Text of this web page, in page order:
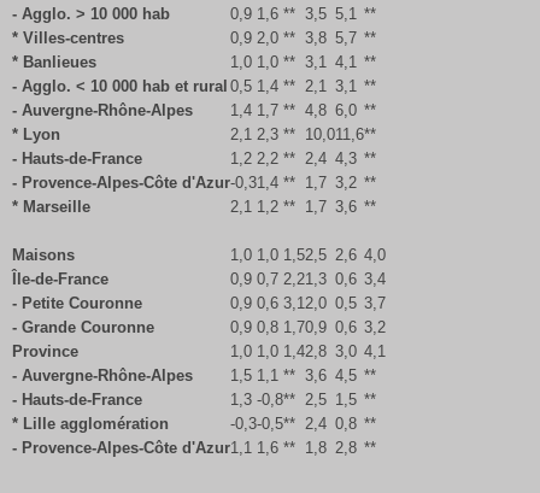
- Agglo. > 10 000 hab
0,9 1,6 ** 3,5 5,1 **
* Villes-centres
0,9 2,0 ** 3,8 5,7 **
* Banlieues
1,0 1,0 ** 3,1 4,1 **
- Agglo. < 10 000 hab et rural 0,5 1,4 ** 2,1 3,1 **
- Auvergne-Rhône-Alpes
1,4 1,7 ** 4,8 6,0 **
* Lyon
2,1 2,3 ** 10,011,6**
- Hauts-de-France
1,2 2,2 ** 2,4 4,3 **
- Provence-Alpes-Côte d'Azur-0,31,4 ** 1,7 3,2 **
* Marseille
2,1 1,2 ** 1,7 3,6 **
Maisons 1,0 1,0 1,52,5 2,6 4,0
Île-de-France
0,9 0,7 2,21,3 0,6 3,4
- Petite Couronne
0,9 0,6 3,12,0 0,5 3,7
- Grande Couronne
0,9 0,8 1,70,9 0,6 3,2
Province
1,0 1,0 1,42,8 3,0 4,1
- Auvergne-Rhône-Alpes
1,5 1,1 ** 3,6 4,5 **
- Hauts-de-France
1,3 -0,8** 2,5 1,5 **
* Lille agglomération
-0,3-0,5** 2,4 0,8 **
- Provence-Alpes-Côte d'Azur1,1 1,6 ** 1,8 2,8 **